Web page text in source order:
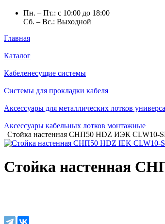
Пн. – Пт.: с 10:00 до 18:00
Сб. – Вс.: Выходной
Главная
Каталог
Кабеленесущие системы
Системы для прокладки кабеля
Аксессуары для металлических лотков
Аксессуары кабельных лотков монтажные
Стойка настенная СНП50 HDZ ИЭК CLW10-
Стойка настенная